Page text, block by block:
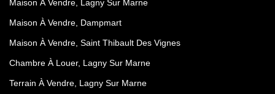
Maison À Vendre, Lagny Sur Marne
Maison À Vendre, Dampmart
Maison À Vendre, Saint Thibault Des Vignes
Chambre À Louer, Lagny Sur Marne
Terrain À Vendre, Lagny Sur Marne